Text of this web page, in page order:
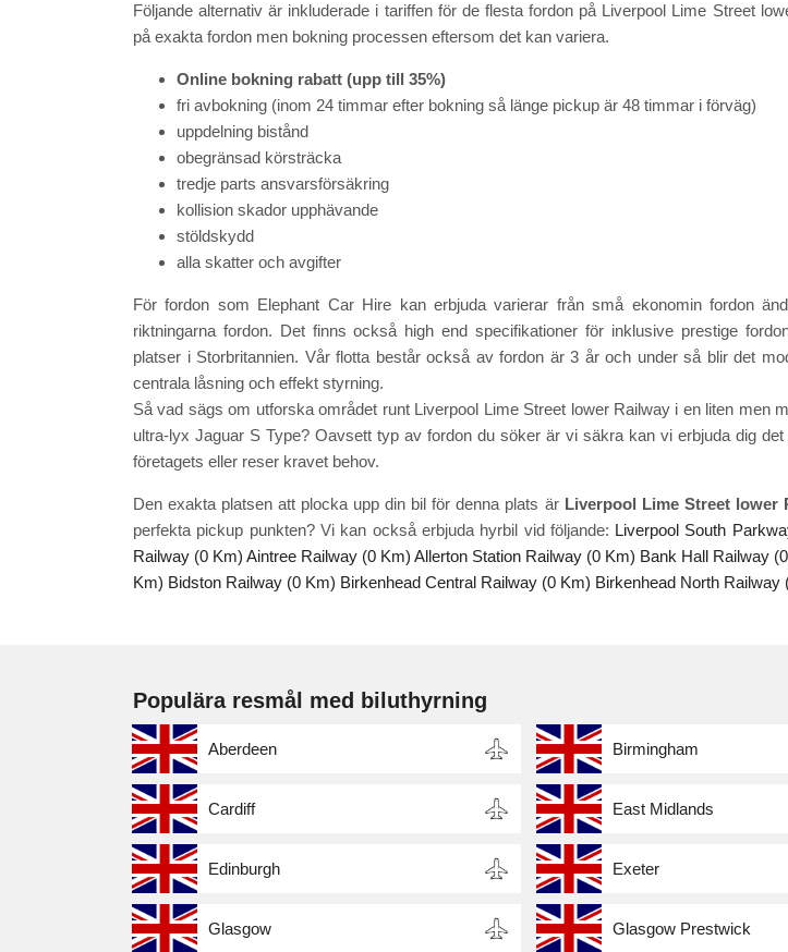
Följande alternativ är inkluderade i tariffen för de flesta fordon på Liverpool Lime Street
på exakta fordon men bokning processen eftersom det kan variera.
Online bokning rabatt (upp till 35%)
fri avbokning (inom 24 timmar efter bokning så länge pickup är 48 timmar i förväg)
uppdelning bistånd
obegränsad körsträcka
tredje parts ansvarsförsäkring
kollision skador upphävande
stöldskydd
alla skatter och avgifter
För fordon som Elephant Car Hire kan erbjuda varierar från små ekonomin fordon
riktningarna fordon. Det finns också high end specifikationer för inklusive prestige
platser i Storbritannien. Vår flotta består också av fordon är 3 år och under så blir det
centrala låsning och effekt styrning.
Så vad sägs om utforska området runt Liverpool Lime Street lower Railway i en liten men
ultra-lyx Jaguar S Type? Oavsett typ av fordon du söker är vi säkra kan vi erbjuda dig
företagets eller reser kravet behov.
Den exakta platsen att plocka upp din bil för denna plats är Liverpool Lime Street lower
perfekta pickup punkten? Vi kan också erbjuda hyrbil vid följande: Liverpool South
Railway (0 Km) Aintree Railway (0 Km) Allerton Station Railway (0 Km) Bank Hall Railway
Km) Bidston Railway (0 Km) Birkenhead Central Railway (0 Km) Birkenhead North Railway
Populära resmål med biluthyrning
Aberdeen Birmingham
Cardiff East Midlands
Edinburgh Exeter
Glasgow Glasgow Prestwick